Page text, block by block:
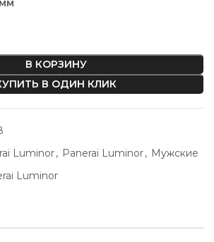
В КОРЗИНУ
В ОДИН КЛИК
Luminor, Panerai Luminor, Мужские
Luminor